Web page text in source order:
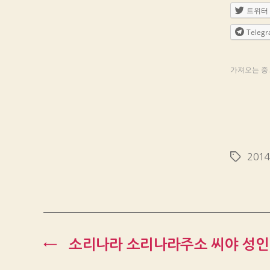
트위터
가져오는 중
Tags
← 소리나라 소리나라주소 씨야 성